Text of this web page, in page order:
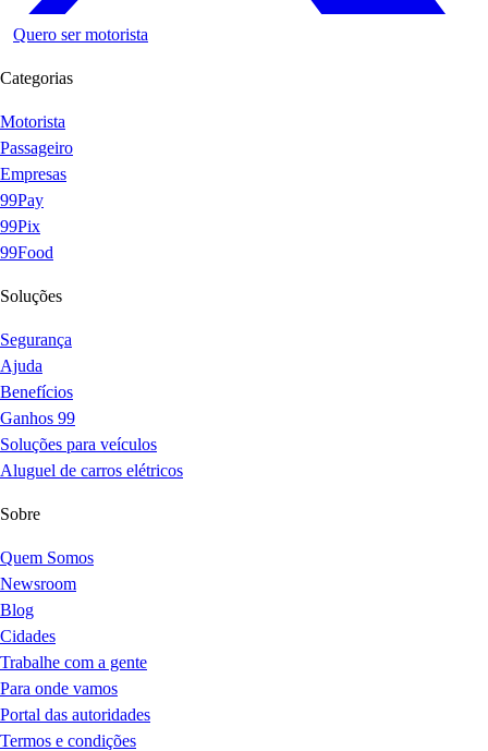
Quero ser motorista
Categorias
Motorista
Passageiro
Empresas
99Pay
99Pix
99Food
Soluções
Segurança
Ajuda
Benefícios
Ganhos 99
Soluções para veículos
Aluguel de carros elétricos
Sobre
Quem Somos
Newsroom
Blog
Cidades
Trabalhe com a gente
Para onde vamos
Portal das autoridades
Termos e condições